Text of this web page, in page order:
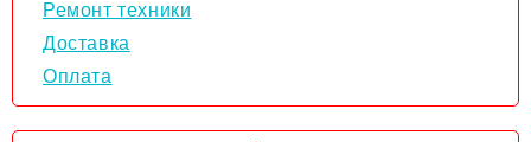
Ремонт техники
Доставка
Оплата